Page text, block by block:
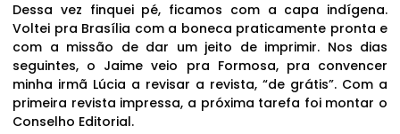
Dessa vez finquei pé, ficamos com a capa indígena.
Voltei pra Brasília com a boneca praticamente pronta e
com a missão de dar um jeito de imprimir. Nos dias
seguintes, o Jaime veio pra Formosa, pra convencer
minha irmã Lúcia a revisar a revista, “de grátis”. Com a
primeira revista impressa, a próxima tarefa foi montar o
Conselho Editorial.